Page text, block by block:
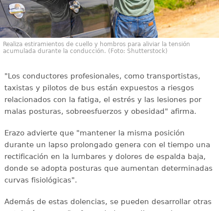
Realiza estiramientos de cuello y hombros para aliviar la tensión
acumulada durante la conducción. (Foto: Shutterstock)
"Los conductores profesionales, como transportistas,
taxistas y pilotos de bus están expuestos a riesgos
relacionados con la fatiga, el estrés y las lesiones por
malas posturas, sobreesfuerzos y obesidad" afirma.
Erazo advierte que "mantener la misma posición
durante un lapso prolongado genera con el tiempo una
rectificación en la lumbares y dolores de espalda baja,
donde se adopta posturas que aumentan determinadas
curvas fisiológicas".
Además de estas dolencias, se pueden desarrollar otras